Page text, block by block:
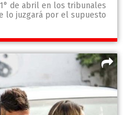
de abril en los tribunales
lo juzgará por el supuesto